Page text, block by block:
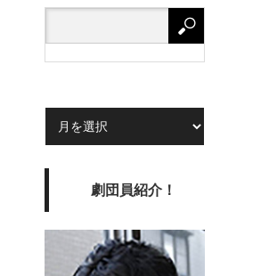
劇団員紹介！